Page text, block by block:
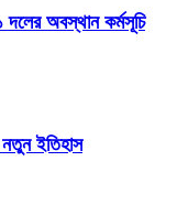
দলের অবস্থান কর্মসূচি
নতুন ইতিহাস